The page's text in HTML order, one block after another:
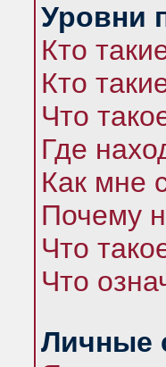
Уровни
Кто
Кто
Что
Где
Как мне
Почему
Что
Что
Личные